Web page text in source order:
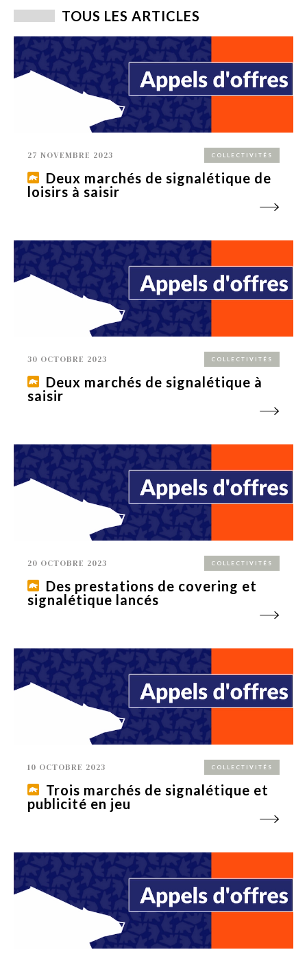
TOUS LES ARTICLES
27 NOVEMBRE 2023 COLLECTIVITÉS
Deux marchés de signalétique de
loisirs à saisir
30 OCTOBRE 2023 COLLECTIVITÉS
Deux marchés de signalétique à
saisir
20 OCTOBRE 2023 COLLECTIVITÉS
Des prestations de covering et
signalétique lancés
10 OCTOBRE 2023 COLLECTIVITÉS
Trois marchés de signalétique et
publicité en jeu